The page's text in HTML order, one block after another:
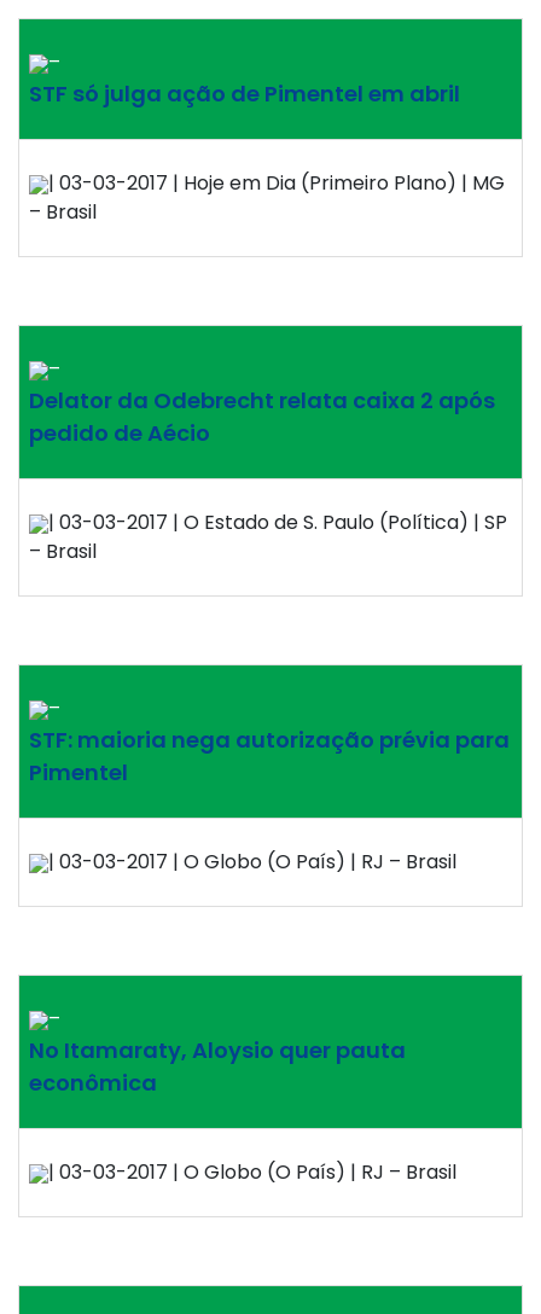
–
STF só julga ação de Pimentel em abril
| 03-03-2017 | Hoje em Dia (Primeiro Plano) | MG
– Brasil
–
Delator da Odebrecht relata caixa 2 após
pedido de Aécio
| 03-03-2017 | O Estado de S. Paulo (Política) | SP
– Brasil
–
STF: maioria nega autorização prévia para
Pimentel
| 03-03-2017 | O Globo (O País) | RJ – Brasil
–
No Itamaraty, Aloysio quer pauta
econômica
| 03-03-2017 | O Globo (O País) | RJ – Brasil